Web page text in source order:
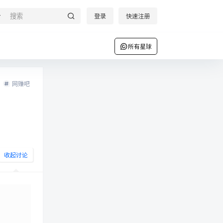
登录 快速注册
所有星球
网赚吧
收起讨论